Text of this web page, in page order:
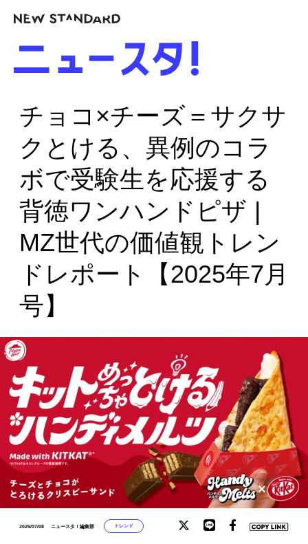
チョコ×チーズ＝サクサ
クとける、異例のコラ
ボで受験生を応援する
背徳ワンハンドピザ |
MZ世代の価値観トレン
ドレポート【2025年7月
号】
2025/07/08 ニュースタ！編集部 トレンド